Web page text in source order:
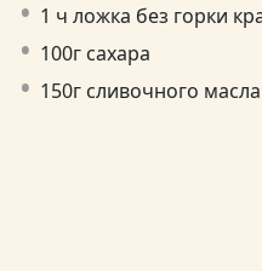
1 ч ложка без горки
100г сахара
150г сливочного масла